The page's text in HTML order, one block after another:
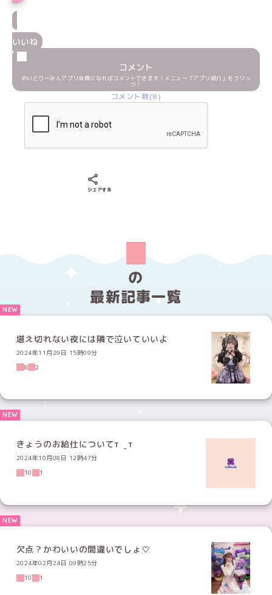
いいね
コメント
めいどりーみんアプリ会員になればコメントできます！メニュー「アプリ紹介」をクリッ
ク！
コメント数(8)
シェアする
の
最新記事一覧
堪え切れない夜には隣で泣いていいよ
2024年11月29日 15時09分
8
2
きょうのお給仕についてт ̫ т
2024年10月08日 12時47分
10
1
欠点？かわいいの間違いでしょ♡
2024年02月24日 09時25分
10
1